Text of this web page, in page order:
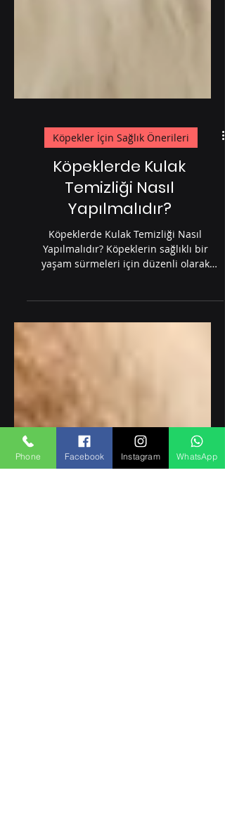
Köpekler İçin Sağlık Önerileri
Köpeklerde Kulak
Temizliği Nasıl
Yapılmalıdır?
Köpeklerde Kulak Temizliği Nasıl
Phone Facebook Instagram WhatsApp